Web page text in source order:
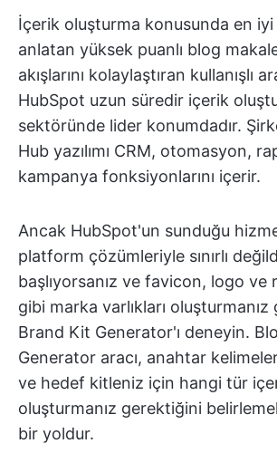
İçerik oluşturma konusunda en iyi
anlatan yüksek puanlı blog
akışlarını kolaylaştıran kullanışlı
HubSpot uzun süredir içerik
sektöründe lider konumdadır.
Hub yazılımı CRM, otomasyon,
kampanya fonksiyonlarını içerir.
Ancak HubSpot'un sunduğu
platform çözümleriyle sınırlı
başlıyorsanız ve favicon, logo ve
gibi marka varlıkları
Brand Kit Generator'ı deneyin.
Generator aracı, anahtar
ve hedef kitleniz için hangi tür
oluşturmanız gerektiğini
bir yoldur.